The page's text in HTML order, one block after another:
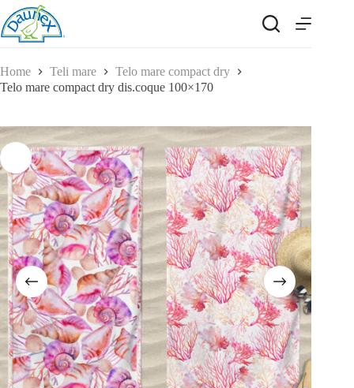
Salta
al
contenuto
Home Teli mare
Telo mare compact dry
Telo mare compact dry dis.coque 100×170